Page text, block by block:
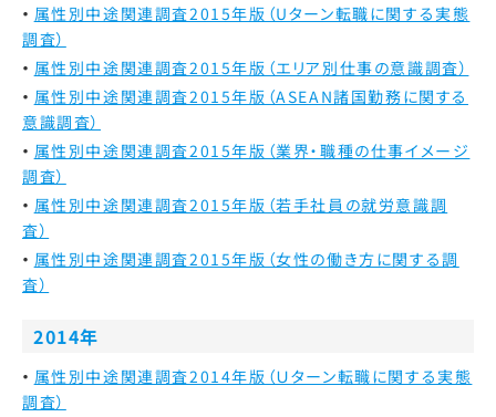
属性別中途関連調査2015年版（Uターン転職に関する実態
調査）
属性別中途関連調査2015年版（エリア別仕事の意識調査）
属性別中途関連調査2015年版（ASEAN諸国勤務に関する
意識調査）
属性別中途関連調査2015年版（業界・職種の仕事イメージ
調査）
属性別中途関連調査2015年版（若手社員の就労意識調
査）
属性別中途関連調査2015年版（女性の働き方に関する調
査）
2014年
属性別中途関連調査2014年版（Ｕターン転職に関する実態
調査）